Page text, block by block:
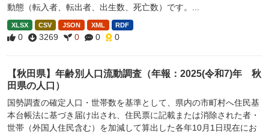
動態（転入者、転出者、出生数、死亡数）です。...
XLSX CSV JSON XML RDF
0 3269 0 0 0
【秋田県】年齢別人口流動調査（年報：2025(令和7)年 秋
田県の人口）
国勢調査の確定人口・世帯数を基準として、県内の市町村へ住民基
本台帳法に基づき届け出され、住民票に記載または消除された者・
世帯（外国人住民含む）を加減して算出した各年10月1日現在にお